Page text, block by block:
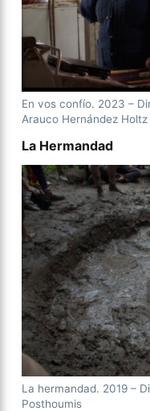
En vos confío. 2023 –
Arauco Hernández Holtz
La Hermandad
La hermandad. 2019 –
Posthoumis